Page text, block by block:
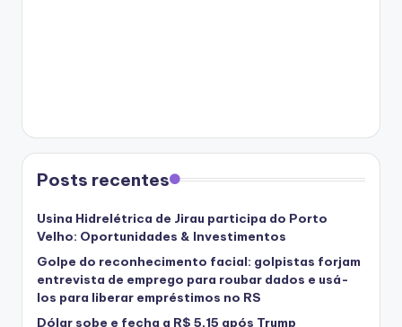
Posts recentes
Usina Hidrelétrica de Jirau participa do Porto
Velho: Oportunidades & Investimentos
Golpe do reconhecimento facial: golpistas forjam
entrevista de emprego para roubar dados e usá-
los para liberar empréstimos no RS
Dólar sobe e fecha a R$ 5,15 após Trump